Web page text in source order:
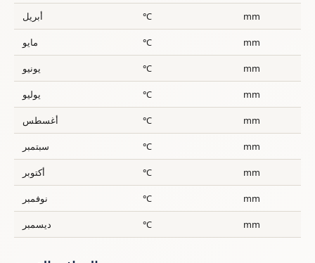
أبريل °C mm
مايو °C mm
يونيو °C mm
يوليو °C mm
أغسطس °C mm
سبتمبر °C mm
أكتوبر °C mm
نوفمبر °C mm
ديسمبر °C mm